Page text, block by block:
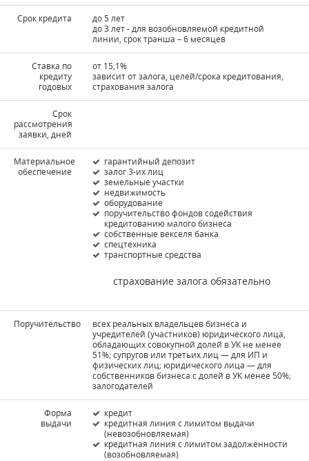
Срок кредита
до 5 лет
до 3 лет - для возобновляемой кредитной
линии, срок транша – 6 месяцев
Ставка по
кредиту
годовых
от 15,1%
зависит от залога, целей/срока кредитования,
страхования залога
Срок
рассмотрения
заявки, дней
Материальное
обеспечение
гарантийный депозит
залог 3-их лиц
земельные участки
недвижимость
оборудование
поручительство фондов содействия
кредитованию малого бизнеса
собственные векселя банка
спецтехника
транспортные средства
страхование залога обязательно
Поручительство
всех реальных владельцев бизнеса и
учредителей (участников) юридического лица,
обладающих совокупной долей в УК не менее
51%; супругов или третьих лиц — для ИП и
физических лиц; юридического лица — для
собственников бизнеса с долей в УК менее 50%;
залогодателей
Форма
выдачи
кредит
кредитная линия с лимитом выдачи
(невозобновляемая)
кредитная линия с лимитом задолженности
(возобновляемая)